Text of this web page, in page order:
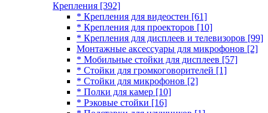
Крепления [392]
* Крепления для видеостен [61]
* Крепления для проекторов [10]
* Крепления для дисплеев и телевизоров [99]
Монтажные аксессуары для микрофонов [2]
* Мобильные стойки для дисплеев [57]
* Стойки для громкоговорителей [1]
* Стойки для микрофонов [2]
* Полки для камер [10]
* Рэковые стойки [16]